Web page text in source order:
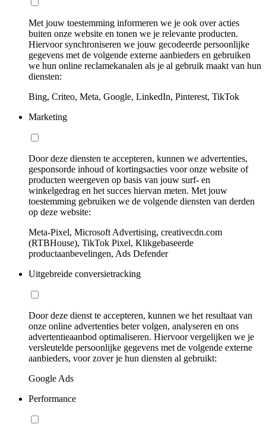
Met jouw toestemming informeren we je ook over acties
buiten onze website en tonen we je relevante producten.
Hiervoor synchroniseren we jouw gecodeerde persoonlijke
gegevens met de volgende externe aanbieders en gebruiken
we hun online reclamekanalen als je al gebruik maakt van hun
diensten:
Bing, Criteo, Meta, Google, LinkedIn, Pinterest, TikTok
Marketing
Door deze diensten te accepteren, kunnen we advertenties,
gesponsorde inhoud of kortingsacties voor onze website of
producten weergeven op basis van jouw surf- en
winkelgedrag en het succes hiervan meten. Met jouw
toestemming gebruiken we de volgende diensten van derden
op deze website:
Meta-Pixel, Microsoft Advertising, creativecdn.com
(RTBHouse), TikTok Pixel, Klikgebaseerde
productaanbevelingen, Ads Defender
Uitgebreide conversietracking
Door deze dienst te accepteren, kunnen we het resultaat van
onze online advertenties beter volgen, analyseren en ons
advertentieaanbod optimaliseren. Hiervoor vergelijken we je
versleutelde persoonlijke gegevens met de volgende externe
aanbieders, voor zover je hun diensten al gebruikt:
Google Ads
Performance